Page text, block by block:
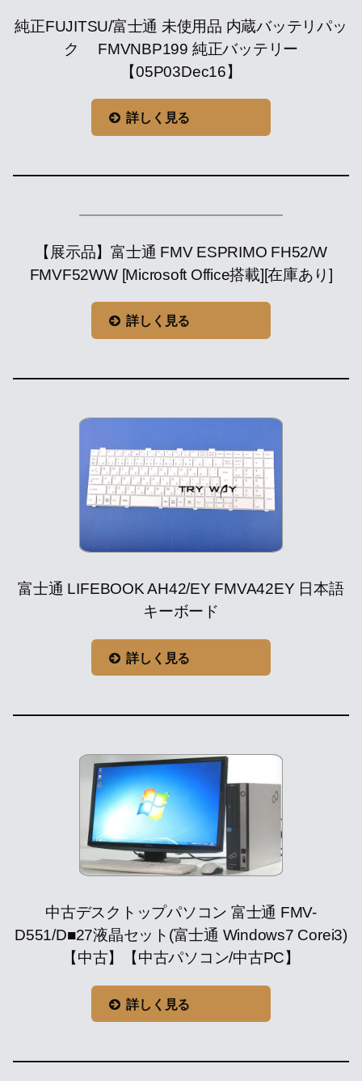
純正FUJITSU/富士通 未使用品 内蔵バッテリパッ
ク FMVNBP199 純正バッテリー
【05P03Dec16】
詳しく見る
【展示品】富士通 FMV ESPRIMO FH52/W
FMVF52WW [Microsoft Office搭載][在庫あり]
詳しく見る
富士通 LIFEBOOK AH42/EY FMVA42EY 日本語
キーボード
詳しく見る
中古デスクトップパソコン 富士通 FMV-
D551/D■27液晶セット(富士通 Windows7 Corei3)
【中古】【中古パソコン/中古PC】
詳しく見る